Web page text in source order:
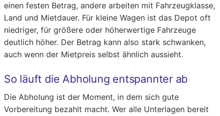
einen festen Betrag, andere arbeiten mit Fahrzeugklasse,
Land und Mietdauer. Für kleine Wagen ist das Depot oft
niedriger, für größere oder höherwertige Fahrzeuge
deutlich höher. Der Betrag kann also stark schwanken,
auch wenn der Mietpreis selbst ähnlich aussieht.
So läuft die Abholung entspannter ab
Die Abholung ist der Moment, in dem sich gute
Vorbereitung bezahlt macht. Wer alle Unterlagen bereit